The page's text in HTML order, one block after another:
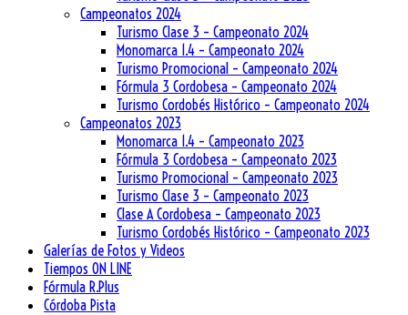
Campeonatos 2024
Turismo Clase 3 – Campeonato 2024
Monomarca 1.4 – Campeonato 2024
Turismo Promocional – Campeonato 2024
Fórmula 3 Cordobesa – Campeonato 2024
Turismo Cordobés Histórico – Campeonato 2024
Campeonatos 2023
Monomarca 1.4 – Campeonato 2023
Fórmula 3 Cordobesa – Campeonato 2023
Turismo Promocional – Campeonato 2023
Turismo Clase 3 – Campeonato 2023
Clase A Cordobesa – Campeonato 2023
Turismo Cordobés Histórico – Campeonato 2023
Galerías de Fotos y Videos
Tiempos ON LINE
Fórmula R.Plus
Córdoba Pista